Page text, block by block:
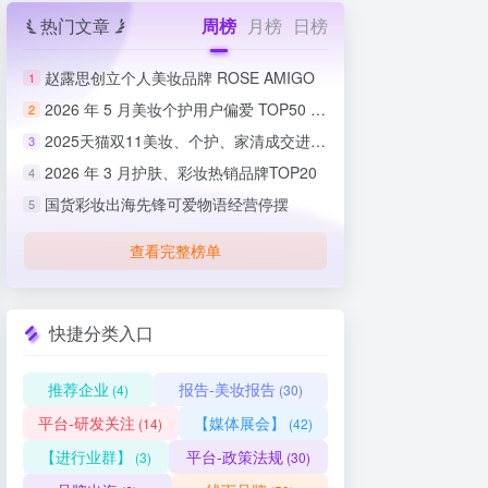
热门文章 周榜 月榜 日榜
1 赵露思创立个人美妆品牌 ROSE AMIGO
2 2026 年 5 月美妆个护用户偏爱 TOP50 榜单出炉
3 2025天猫双11美妆、个护、家清成交进度排行榜
4 2026 年 3 月护肤、彩妆热销品牌TOP20
5 国货彩妆出海先锋可爱物语经营停摆
查看完整榜单
快捷分类入口
推荐企业 (4) 报告-美妆报告 (30)
平台-研发关注 (14) 【媒体展会】 (42)
【进行业群】 (3) 平台-政策法规 (30)